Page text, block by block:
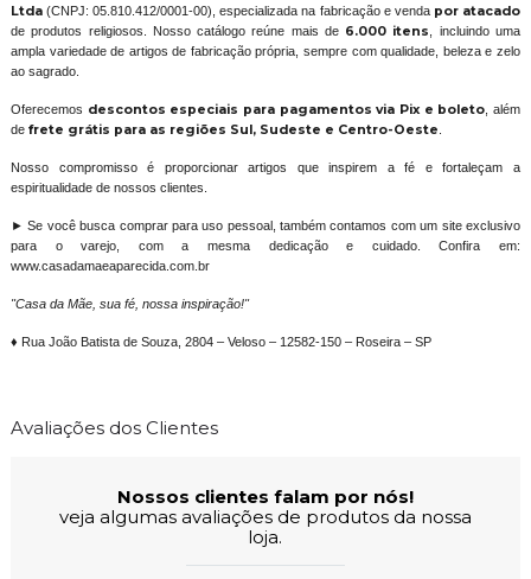
Ltda(CNPJ: 05.810.412/0001-00), especializada na fabricação e venda por atacado
de produtos religiosos. Nosso catálogo reúne mais de 6.000 itens
, incluindo uma
ampla variedade de artigos de fabricação própria, sempre com qualidade, beleza e zelo
ao sagrado.
Oferecemos descontos especiais para pagamentos via Pix e boleto , além
de frete grátis para as regiões Sul, Sudeste e Centro-Oeste
Nosso compromisso é proporcionar artigos que inspirem a fé e fortaleçam a
espiritualidade de nossos clientes.
► Se você busca comprar para uso pessoal, também contamos com um site exclusivo
para o varejo, com a mesma dedicação e cuidado. Confira em:
www.casadamaeaparecida.com.br
"Casa da Mãe, sua fé, nossa inspiração!"
♦ Rua João Batista de Souza, 2804 – Veloso – 12582-150 – Roseira – SP
Avaliações dos Clientes
Nossos clientes falam por nós!
veja algumas avaliações de produtos da nossa
loja.